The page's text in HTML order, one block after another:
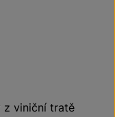
z viniční tratě